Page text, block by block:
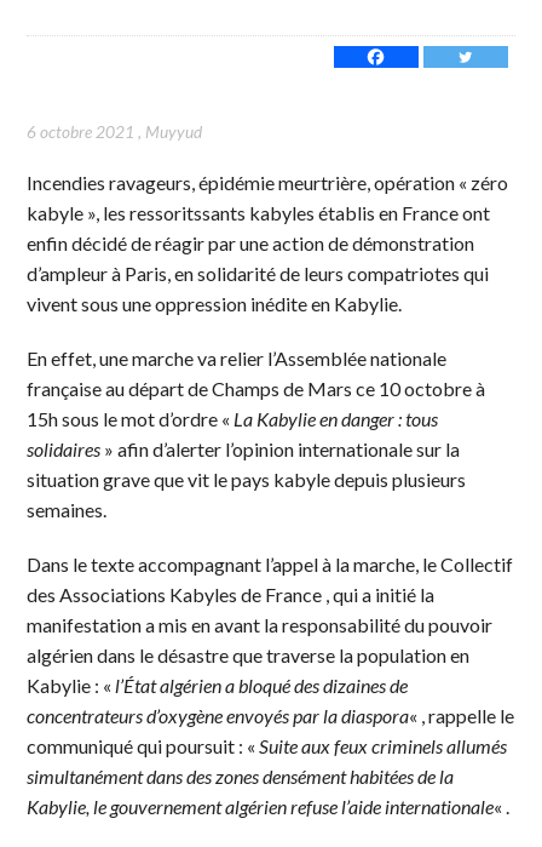
6 octobre 2021 , Muyyud
Incendies ravageurs, épidémie meurtrière, opération « zéro
kabyle », les ressoritssants kabyles établis en France ont
enfin décidé de réagir par une action de démonstration
d’ampleur à Paris, en solidarité de leurs compatriotes qui
vivent sous une oppression inédite en Kabylie.
En effet, une marche va relier l’Assemblée nationale
française au départ de Champs de Mars ce 10 octobre à
15h sous le mot d’ordre « La Kabylie en danger : tous
solidaires » afin d’alerter l’opinion internationale sur la
situation grave que vit le pays kabyle depuis plusieurs
semaines.
Dans le texte accompagnant l’appel à la marche, le Collectif
des Associations Kabyles de France , qui a initié la
manifestation a mis en avant la responsabilité du pouvoir
algérien dans le désastre que traverse la population en
Kabylie : « l’État algérien a bloqué des dizaines de
concentrateurs d’oxygène envoyés par la diaspora« , rappelle le
communiqué qui poursuit : «Suite aux feux criminels allumés
simultanément dans des zones densément habitées de la
Kabylie, le gouvernement algérien refuse l’aide internationale« .